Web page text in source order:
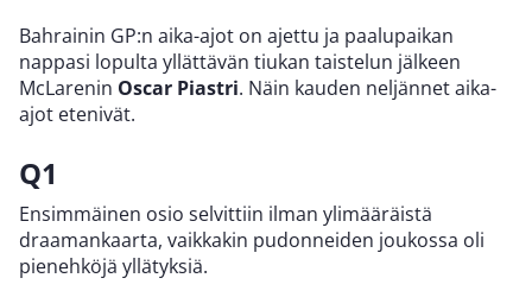
Bahrainin GP:n aika-ajot on ajettu ja paalupaikan
nappasi lopulta yllättävän tiukan taistelun jälkeen
McLarenin Oscar Piastri. Näin kauden neljännet aika-
ajot etenivät.
Q1
Ensimmäinen osio selvittiin ilman ylimääräistä
draamankaarta, vaikkakin pudonneiden joukossa oli
pienehköjä yllätyksiä.